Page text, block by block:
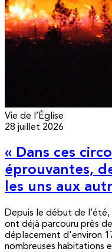
Vie de l’Église
28 juillet 2026
« Dans ces
éprouvantes,
les uns aux
Depuis le début de l’été,
ont déjà parcouru près
déplacement d'environ
nombreuses habitations